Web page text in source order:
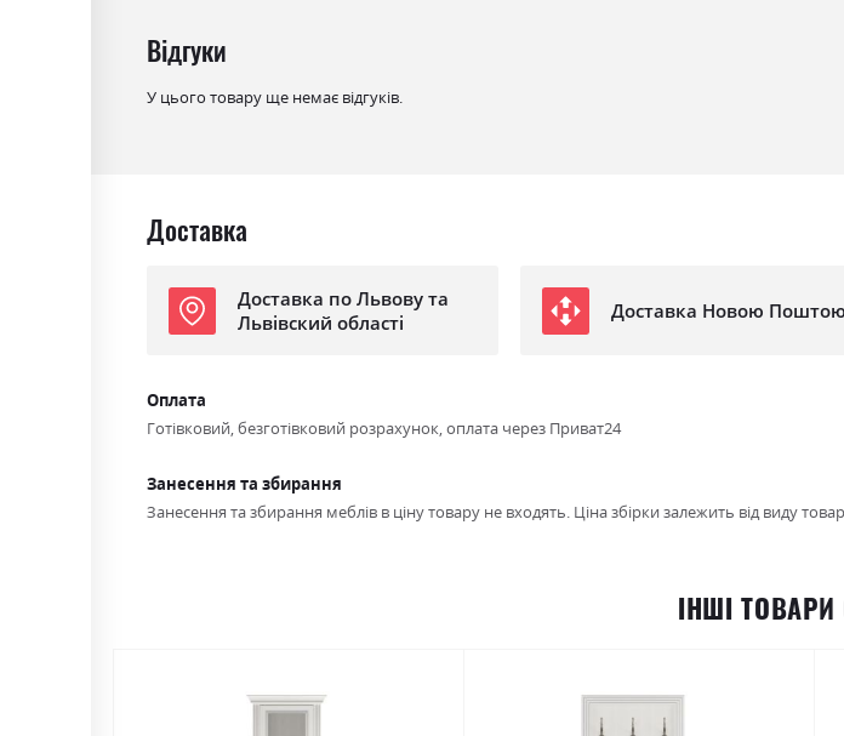
Відгуки
У цього товару ще немає відгуків.
Доставка
Доставка по Львову та
Львівский області
Доставка Новою Поштою
Оплата
Готівковий, безготівковий розрахунок, оплата через Приват24
Занесення та збирання
Занесення та збирання меблів в ціну товару не входять. Ціна збірки залежить від виду
ІНШІ